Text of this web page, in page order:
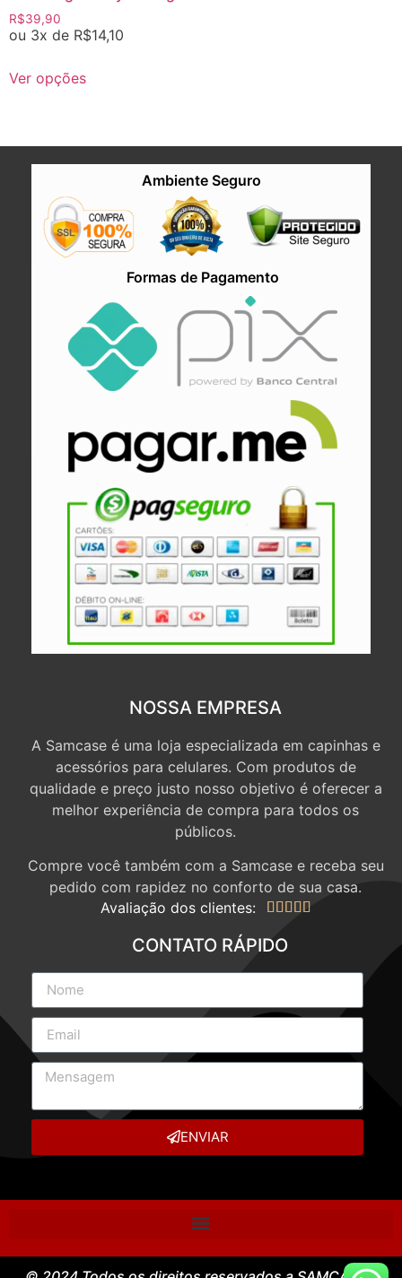
R$39,90
ou 3x de R$14,10
Ver opções
Ambiente Seguro
Formas de Pagamento
NOSSA EMPRESA
A Samcase é uma loja especializada em capinhas e
acessórios para celulares. Com produtos de
qualidade e preço justo nosso objetivo é oferecer a
melhor experiência de compra para todos os
públicos.
Compre você também com a Samcase e receba seu
pedido com rapidez no conforto de sua casa.
Avaliação dos clientes:
    
CONTATO RÁPIDO
ENVIAR